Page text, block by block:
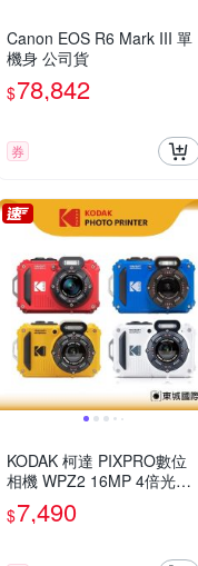
Canon EOS R6 Mark III 單
機身 公司貨
$78,842
券
KODAK 柯達 PIXPRO數位
相機 WPZ2 16MP 4倍光學
變焦 防水數位相機 公司貨
$7,490